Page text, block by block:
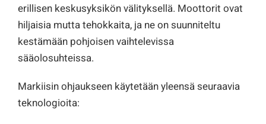
erillisen keskusyksikön välityksellä. Moottorit ovat
hiljaisia mutta tehokkaita, ja ne on suunniteltu
kestämään pohjoisen vaihtelevissa
sääolosuhteissa.
Markiisin ohjaukseen käytetään yleensä seuraavia
teknologioita: